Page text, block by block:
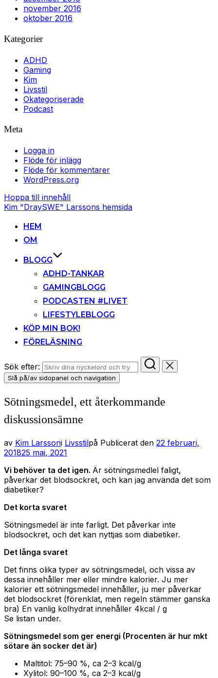
november 2016
oktober 2016
Kategorier
ADHD
Gaming
Kim
Livsstil
Okategoriserade
Podcast
Meta
Logga in
Flöde för inlägg
Flöde för kommentarer
WordPress.org
Hoppa till innehåll
Kim "DraySWE" Larssons hemsida
HEM
OM
BLOGG
ADHD-TANKAR
GAMINGBLOGG
PODCASTEN #LIVET
LIFESTYLEBLOGG
KÖP MIN BOK!
FÖRELÄSNING
Sök efter:
Slå på/av sidopanel och navigation
Sötningsmedel, ett återkommande
diskussionsämne
av Kim Larssoni Livsstilpå Publicerat den 22 februari,
201825 maj, 2021
Vi behöver ta det igen. Är sötningsmedlel faligt,
påverkar det blodsockret, och kan jag använda det som
diabetiker?
Det korta svaret
Sötningsmedel är inte farligt. Det påverkar inte
blodsockret, och det kan nyttjas som diabetiker.
Det långa svaret
Det finns olika typer av sötningsmedel, och vissa av
dessa innehåller mer eller mindre kalorier. Ju mer
kalorier ett sötningsmedel innehåller, ju mer påverkar
det blodsockret (förenklat, men regeln stämmer ganska
bra) En vanlig kolhydrat innehåller 4kcal / g
Se listan under.
Sötningsmedel som ger energi (Procenten är hur mkt
sötare än socker det är)
Maltitol: 75–90 %, ca 2–3 kcal/g
Xylitol: 90–100 %, ca 2–3 kcal/g